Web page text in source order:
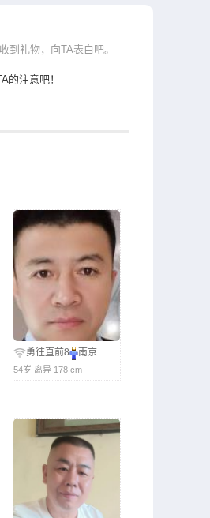
到礼物，向TA表白吧。
的注意吧！
勇往直前8 南京
54岁 离异 178 cm